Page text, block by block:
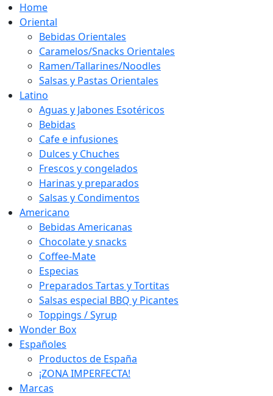
Home
Oriental
Bebidas Orientales
Caramelos/Snacks Orientales
Ramen/Tallarines/Noodles
Salsas y Pastas Orientales
Latino
Aguas y Jabones Esotéricos
Bebidas
Cafe e infusiones
Dulces y Chuches
Frescos y congelados
Harinas y preparados
Salsas y Condimentos
Americano
Bebidas Americanas
Chocolate y snacks
Coffee-Mate
Especias
Preparados Tartas y Tortitas
Salsas especial BBQ y Picantes
Toppings / Syrup
Wonder Box
Españoles
Productos de España
¡ZONA IMPERFECTA!
Marcas